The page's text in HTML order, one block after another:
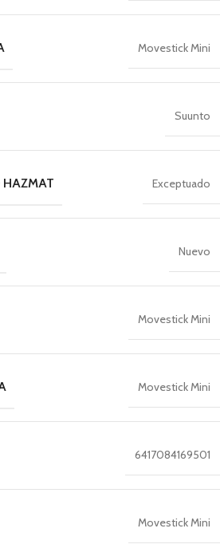
Movestick Mini
Suunto
HAZMAT Exceptuado
Nuevo
Movestick Mini
Movestick Mini
6417084169501
Movestick Mini